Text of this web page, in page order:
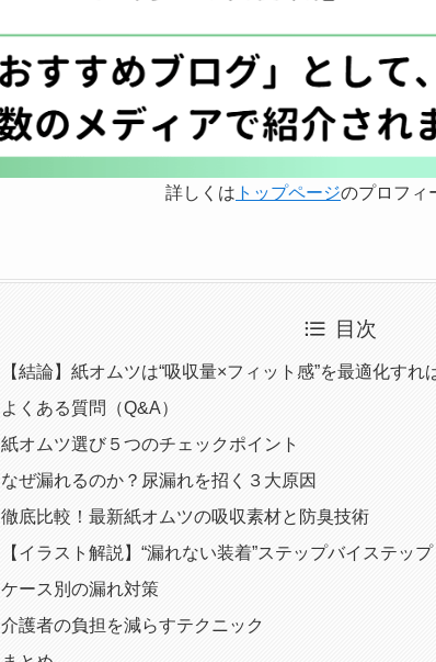
詳しくは トップページのプロフィ
目次
【結論】紙オムツは“吸収量×フィット感”を最適化す
よくある質問（Q&A）
紙オムツ選び５つのチェックポイント
なぜ漏れるのか？尿漏れを招く３大原因
徹底比較！最新紙オムツの吸収素材と防臭技術
【イラスト解説】“漏れない装着”ステップバイステップ
ケース別の漏れ対策
介護者の負担を減らすテクニック